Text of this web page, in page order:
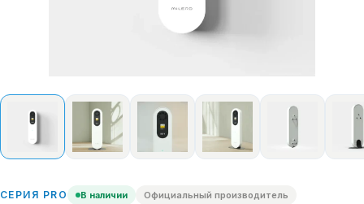
СЕРИЯ PRO В наличии Официальный производитель